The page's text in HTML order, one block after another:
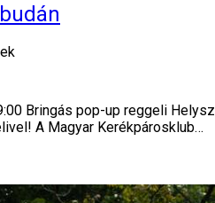
Bringás pop-up reggeli
A Magyar Kerékpárosklub…